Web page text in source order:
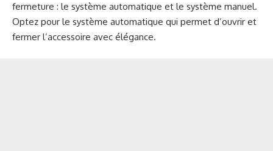
fermeture : le système automatique et le système manuel.
Optez pour le système automatique qui permet d’ouvrir et
fermer l’accessoire avec élégance.